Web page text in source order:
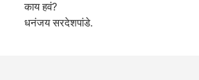
काय हवं?
धनंजय सरदेशपांडे.